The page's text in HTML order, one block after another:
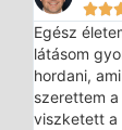

Egész
látásom
hordani,
szerettem
viszketett a